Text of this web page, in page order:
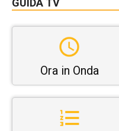
GUIDA TV
Ora in Onda